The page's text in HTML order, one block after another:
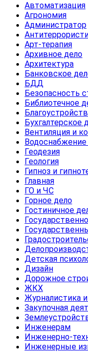
Автоматизация
Агрономия
Администратор
Арт-терапия
Архивное дело
Архитектура
Банковское
БДД
Безопасность
Библиотечное
Бухгалтерское
Вентиляция и
Геодезия
Геология
Гипноз и
Главная
ГО и ЧС
Горное дело
Гостиничное
Детская
Дизайн
Дорожное
ЖКХ
Журналистика
Закупочная
Инженерам
Инженерно-
Инженерные